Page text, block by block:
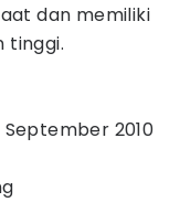
dan memiliki
tinggi.
2010